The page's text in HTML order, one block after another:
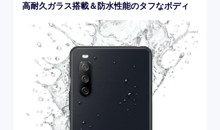
高耐久ガラス搭載＆防水性能のタフなボディ